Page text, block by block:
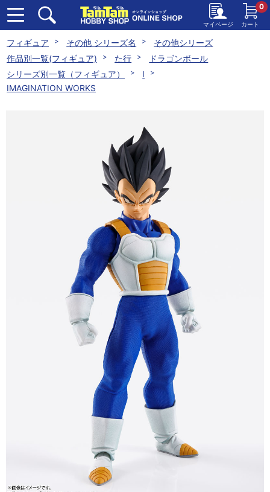
マイページ カート
0
フィギュア その他 シリーズ名
その他シリーズ
作品別一覧(フィギュア)
た行
ドラゴンボール
シリーズ別一覧（フィギュア）
I
IMAGINATION WORKS